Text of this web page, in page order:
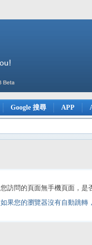
Google 搜尋 APP
您訪問的頁面無手機頁面，是
如果您的瀏覽器沒有自動跳轉